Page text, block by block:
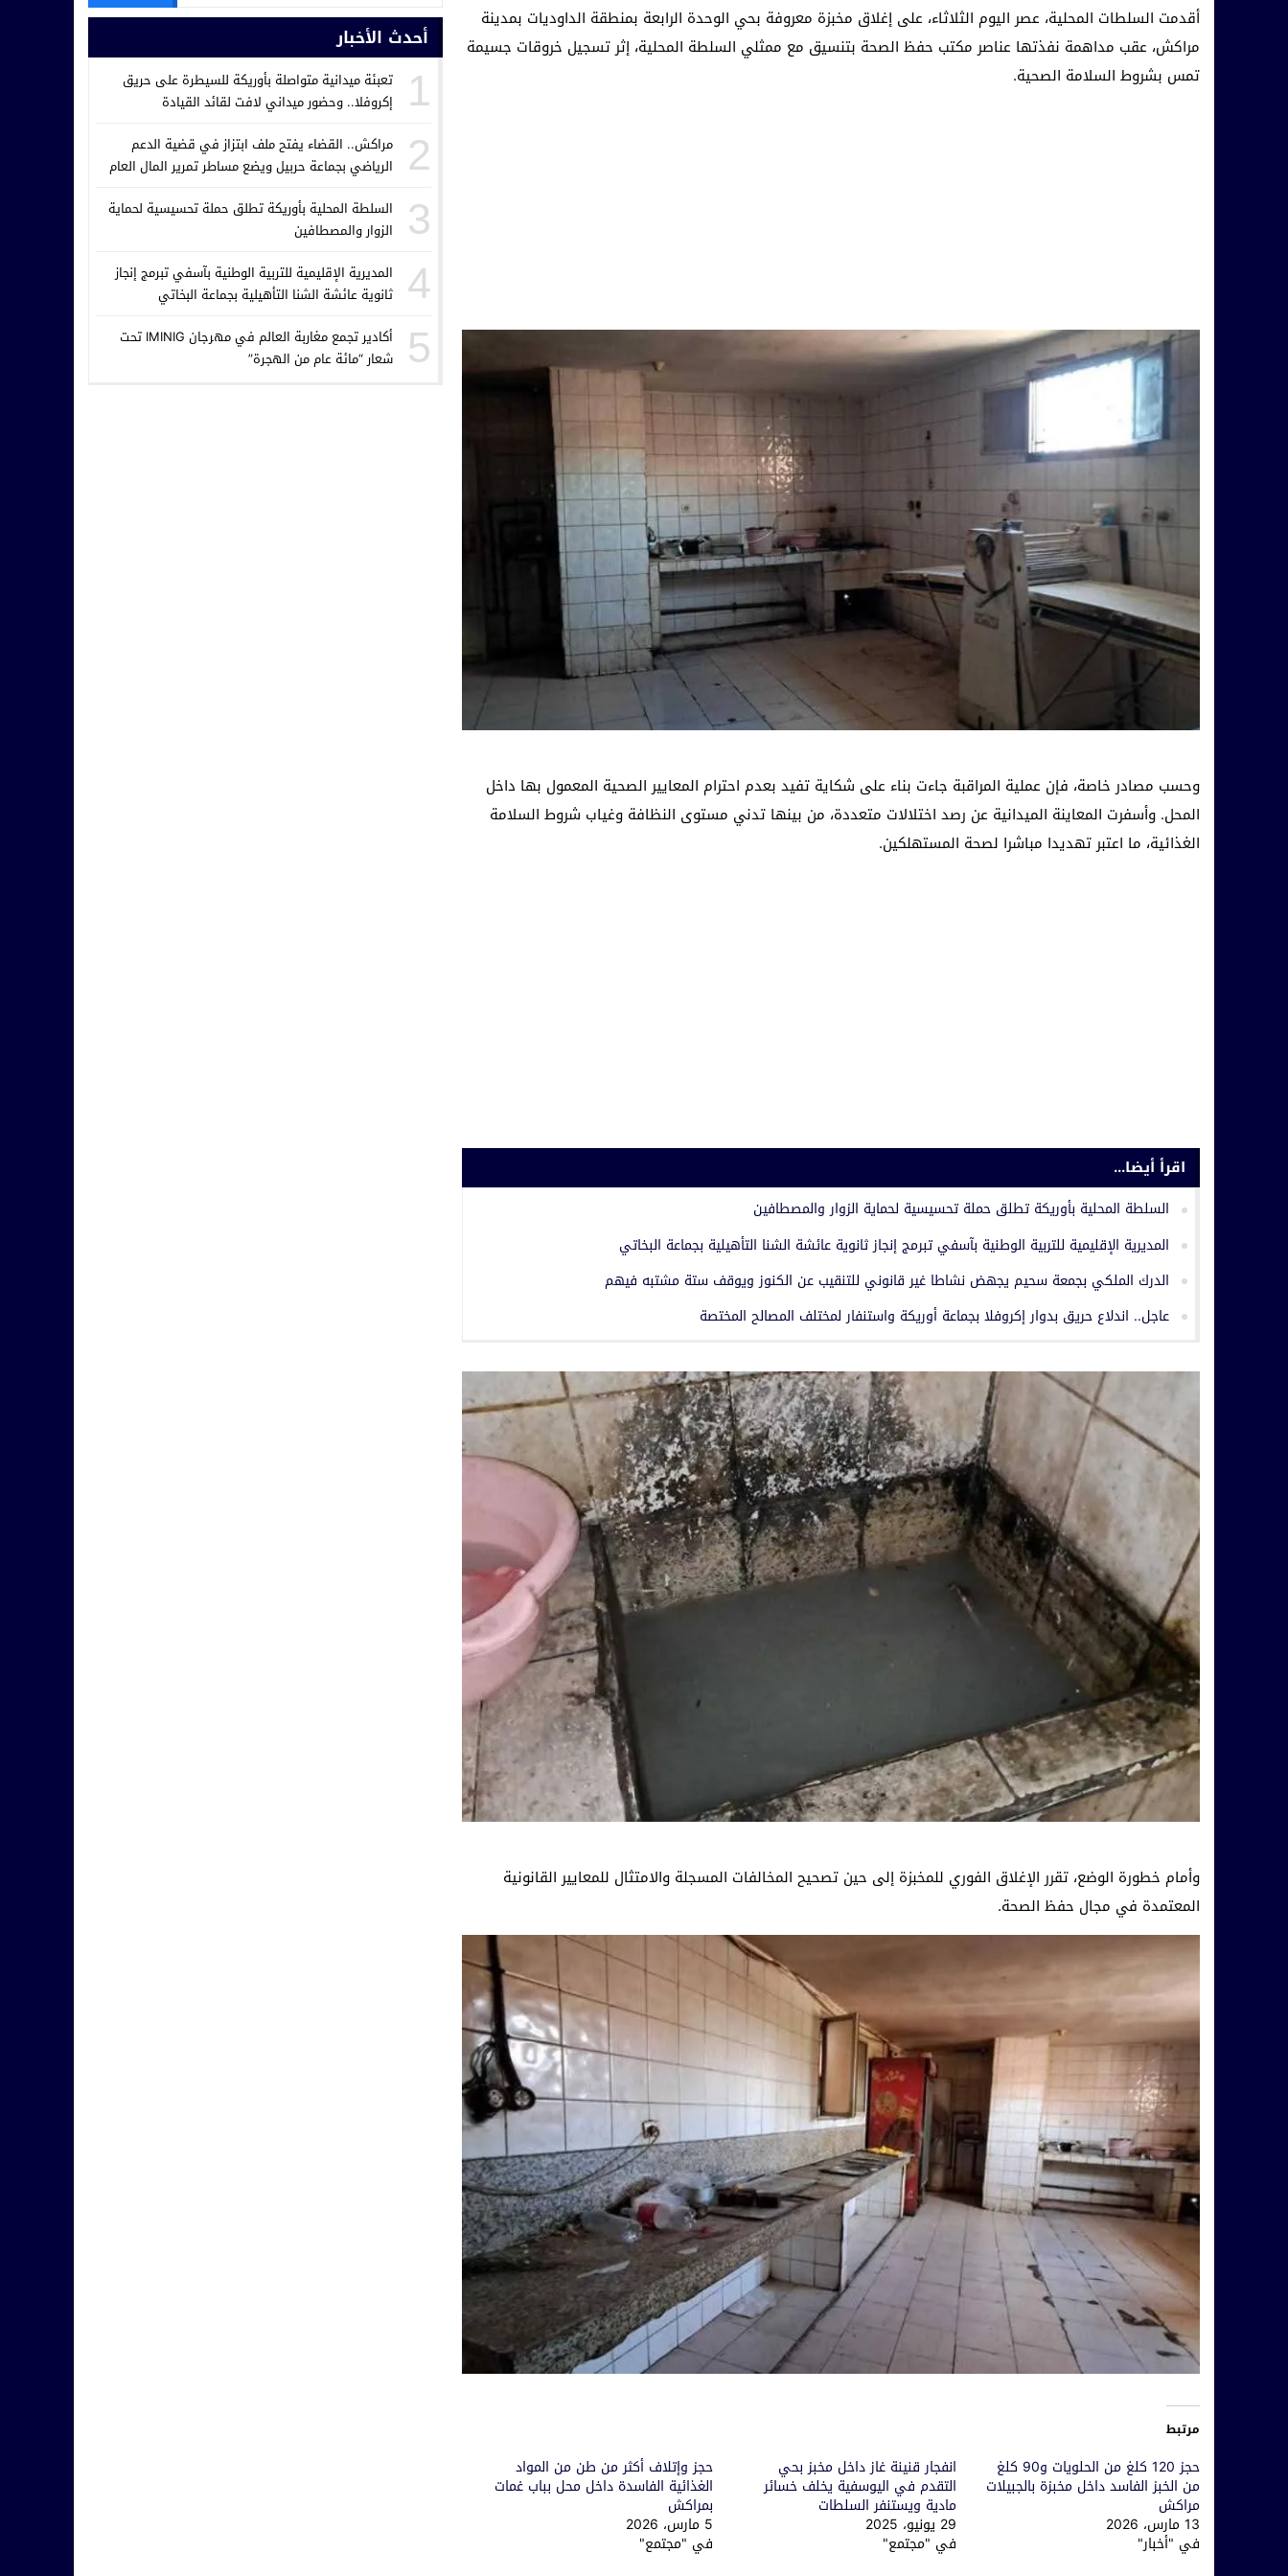
أقدمت السلطات المحلية، عصر اليوم الثلاثاء، على إغلاق مخبزة معروفة بحي الوحدة الرابعة بمنطقة الداوديات بمدينة
مراكش، عقب مداهمة نفذتها عناصر مكتب حفظ الصحة بتنسيق مع ممثلي السلطة المحلية، إثر تسجيل خروقات جسيمة
تمس بشروط السلامة الصحية.
وحسب مصادر خاصة، فإن عملية المراقبة جاءت بناء على شكاية تفيد بعدم احترام المعايير الصحية المعمول بها داخل
المحل. وأسفرت المعاينة الميدانية عن رصد اختلالات متعددة، من بينها تدني مستوى النظافة وغياب شروط السلامة
الغذائية، ما اعتبر تهديدا مباشرا لصحة المستهلكين.
اقرأ أيضا...
السلطة المحلية بأوريكة تطلق حملة تحسيسية لحماية الزوار والمصطافين
المديرية الإقليمية للتربية الوطنية بآسفي تبرمج إنجاز ثانوية عائشة الشنا التأهيلية بجماعة البخاتي
الدرك الملكي بجمعة سحيم يجهض نشاطا غير قانوني للتنقيب عن الكنوز ويوقف ستة مشتبه فيهم
عاجل.. اندلاع حريق بدوار إكروفلا بجماعة أوريكة واستنفار لمختلف المصالح المختصة
وأمام خطورة الوضع، تقرر الإغلاق الفوري للمخبزة إلى حين تصحيح المخالفات المسجلة والامتثال للمعايير القانونية
المعتمدة في مجال حفظ الصحة.
مرتبط
حجز 120 كلغ من الحلويات و90 كلغ
من الخبز الفاسد داخل مخبزة بالجبيلات
مراكش
13 مارس، 2026
في "أخبار"
انفجار قنينة غاز داخل مخبز بحي
التقدم في اليوسفية يخلف خسائر
مادية ويستنفر السلطات
29 يونيو، 2025
في "مجتمع"
حجز وإتلاف أكثر من طن من المواد
الغذائية الفاسدة داخل محل بباب غمات
بمراكش
5 مارس، 2026
في "مجتمع"
أحدث الأخبار
1
تعبئة ميدانية متواصلة بأوريكة للسيطرة على حريق
إكروفلا.. وحضور ميداني لافت لقائد القيادة
2
مراكش.. القضاء يفتح ملف ابتزاز في قضية الدعم
الرياضي بجماعة حربيل ويضع مساطر تمرير المال العام
3
السلطة المحلية بأوريكة تطلق حملة تحسيسية لحماية
الزوار والمصطافين
4
المديرية الإقليمية للتربية الوطنية بآسفي تبرمج إنجاز
ثانوية عائشة الشنا التأهيلية بجماعة البخاتي
5
أكادير تجمع مغاربة العالم في مهرجان IMINIG تحت
شعار “مائة عام من الهجرة”